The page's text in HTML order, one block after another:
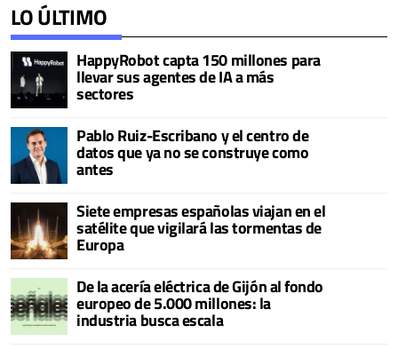
LO ÚLTIMO
HappyRobot capta 150 millones para
llevar sus agentes de IA a más
sectores
Pablo Ruiz-Escribano y el centro de
datos que ya no se construye como
antes
Siete empresas españolas viajan en el
satélite que vigilará las tormentas de
Europa
De la acería eléctrica de Gijón al fondo
europeo de 5.000 millones: la
industria busca escala